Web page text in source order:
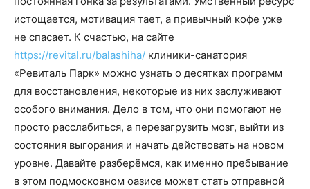
истощается, мотивация тает, а привычный кофе уже
не спасает. К счастью, на сайте
https://revital.ru/balashiha/ клиники-санатория
«Ревиталь Парк» можно узнать о десятках программ
для восстановления, некоторые из них заслуживают
особого внимания. Дело в том, что они помогают не
просто расслабиться, а перезагрузить мозг, выйти из
состояния выгорания и начать действовать на новом
уровне. Давайте разберёмся, как именно пребывание
в этом подмосковном оазисе может стать отправной